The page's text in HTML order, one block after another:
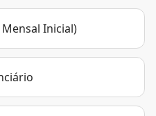
Mensal Inicial)